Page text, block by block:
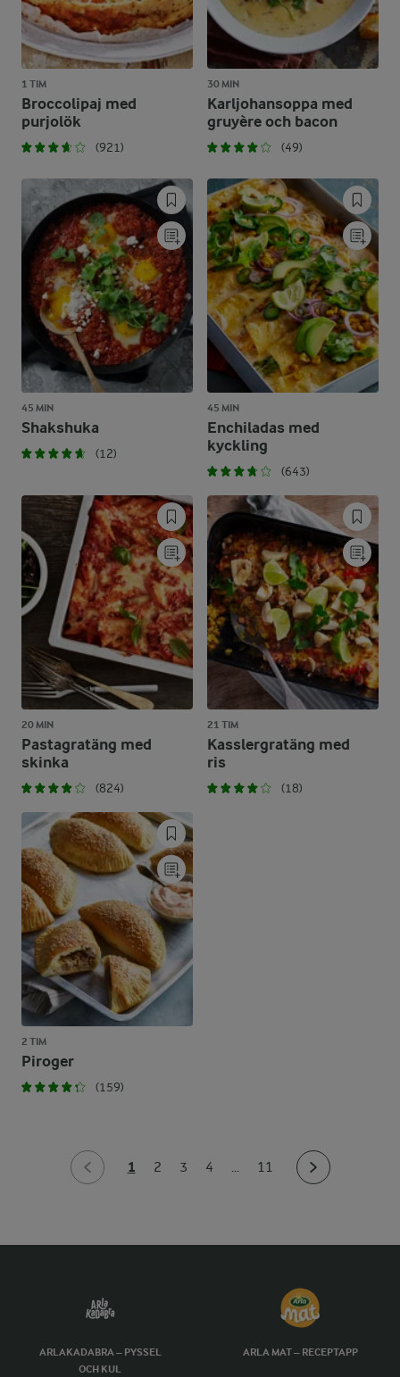
1 TIM
Broccolipaj med
purjolök
(921)
30 MIN
Karljohansoppa med
gruyère och bacon
(49)
45 MIN
Shakshuka
(12)
45 MIN
Enchiladas med
kyckling
(643)
20 MIN
Pastagratäng med
skinka
(824)
21 TIM
Kasslergratäng med
ris
(18)
2 TIM
Piroger
(159)
1 2 3 4 ... 11
ARLAKADABRA – PYSSEL
OCH KUL
ARLA MAT – RECEPTAPP